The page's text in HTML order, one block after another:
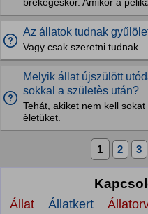
brekegéskor. Amikor a
Az állatok tudnak
Vagy csak szeretni tudnak
Melyik állat újszülött
sokkal a születès után?
Tehát, akiket nem kell
èletüket.
1 2 3
Állat Állatkert